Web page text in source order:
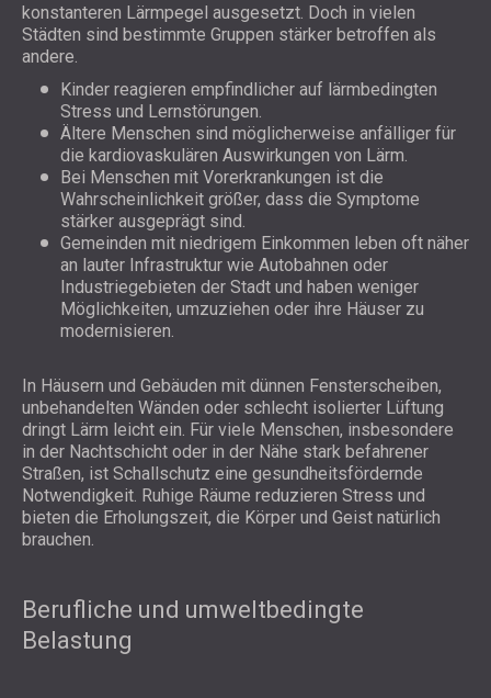
konstanteren Lärmpegel ausgesetzt. Doch in vielen
Städten sind bestimmte Gruppen stärker betroffen als
andere.
Kinder reagieren empfindlicher auf lärmbedingten
Stress und Lernstörungen.
Ältere Menschen sind möglicherweise anfälliger für
die kardiovaskulären Auswirkungen von Lärm.
Bei Menschen mit Vorerkrankungen ist die
Wahrscheinlichkeit größer, dass die Symptome
stärker ausgeprägt sind.
Gemeinden mit niedrigem Einkommen leben oft näher
an lauter Infrastruktur wie Autobahnen oder
Industriegebieten der Stadt und haben weniger
Möglichkeiten, umzuziehen oder ihre Häuser zu
modernisieren.
In Häusern und Gebäuden mit dünnen Fensterscheiben,
unbehandelten Wänden oder schlecht isolierter Lüftung
dringt Lärm leicht ein. Für viele Menschen, insbesondere
in der Nachtschicht oder in der Nähe stark befahrener
Straßen, ist Schallschutz eine gesundheitsfördernde
Notwendigkeit. Ruhige Räume reduzieren Stress und
bieten die Erholungszeit, die Körper und Geist natürlich
brauchen.
Berufliche und umweltbedingte
Belastung